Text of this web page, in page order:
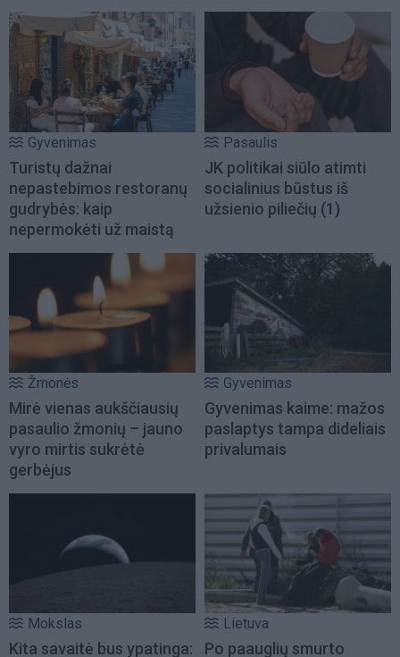
Gyvenimas
Turistų dažnai
nepastebimos restoranų
gudrybės: kaip
nepermokėti už maistą
Pasaulis
JK politikai siūlo atimti
socialinius būstus iš
užsienio piliečių (1)
Žmonės
Mirė vienas aukščiausių
pasaulio žmonių – jauno
vyro mirtis sukrėtė
gerbėjus
Gyvenimas
Gyvenimas kaime: mažos
paslaptys tampa dideliais
privalumais
Mokslas
Kita savaitė bus ypatinga:
Lietuva
Po paauglių smurto